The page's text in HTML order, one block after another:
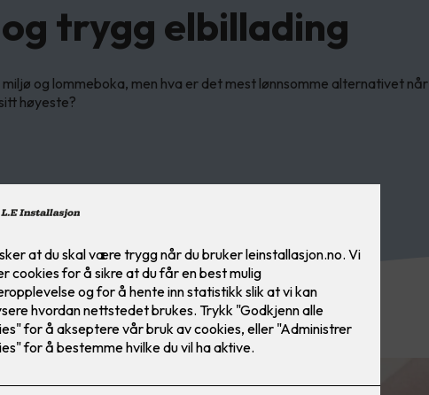
trygg elbillading
og lommeboka, men hva er det mest lønnsomme alternativet når
høyeste?